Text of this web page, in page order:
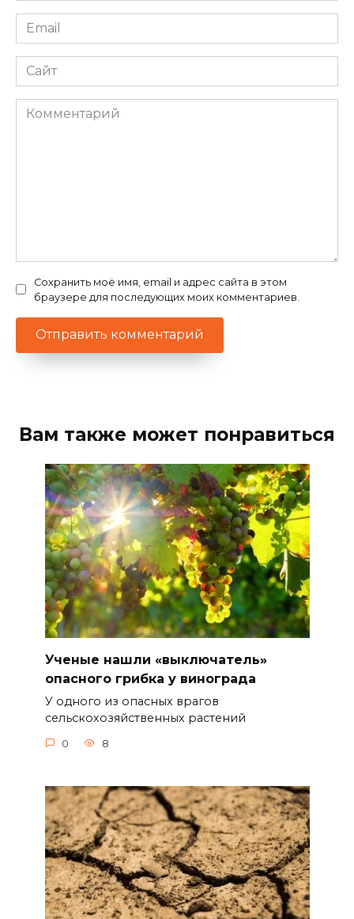
Email
*
Сайт
Комментарий
Сохранить моё имя, email и адрес сайта в этом
браузере для последующих моих комментариев.
Вам также может понравиться
Ученые нашли «выключатель»
опасного грибка у винограда
У одного из опасных врагов
сельскохозяйственных растений
0 8